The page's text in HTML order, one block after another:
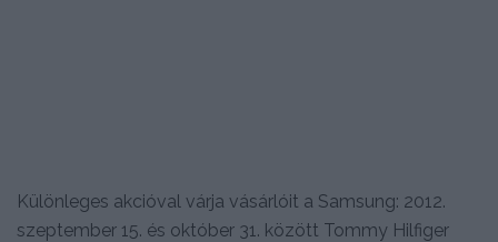
Különleges akcióval várja vásárlóit a Samsung: 2012.
szeptember 15. és október 31. között Tommy Hilfiger